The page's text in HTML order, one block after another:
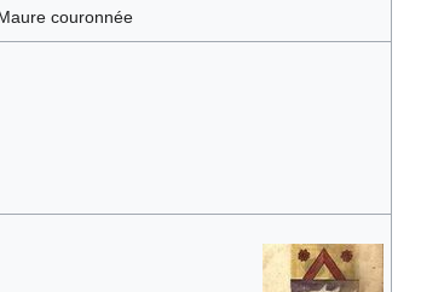
couronnée